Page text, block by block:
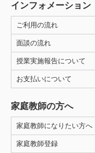
インフォメーション
ご利用の流れ
面談の流れ
授業実施報告について
お支払いについて
家庭教師の方へ
家庭教師になりたい方へ
家庭教師登録